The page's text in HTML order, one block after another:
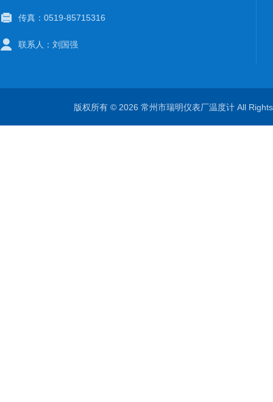
传真：0519-85715316
联系人：刘国强
版权所有 © 2026 常州市瑞明仪表厂温度计 All